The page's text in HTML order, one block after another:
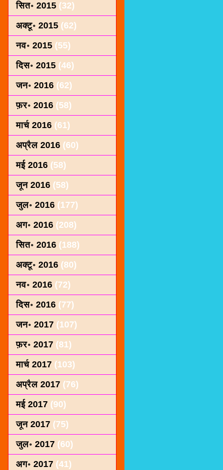
सित॰ 2015 (32)
अक्टू॰ 2015 (62)
नव॰ 2015 (55)
दिस॰ 2015 (46)
जन॰ 2016 (62)
फ़र॰ 2016 (58)
मार्च 2016 (61)
अप्रैल 2016 (60)
मई 2016 (58)
जून 2016 (58)
जुल॰ 2016 (177)
अग॰ 2016 (208)
सित॰ 2016 (188)
अक्टू॰ 2016 (80)
नव॰ 2016 (72)
दिस॰ 2016 (77)
जन॰ 2017 (107)
फ़र॰ 2017 (81)
मार्च 2017 (103)
अप्रैल 2017 (76)
मई 2017 (90)
जून 2017 (75)
जुल॰ 2017 (60)
अग॰ 2017 (41)